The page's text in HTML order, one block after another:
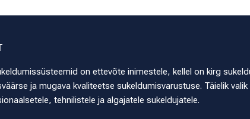
on ettevõte inimestele, kellel on kirg
ja mugava kvaliteetse sukeldumisvarustuse. Täielik
tehnilistele ja algajatele sukeldujatele.